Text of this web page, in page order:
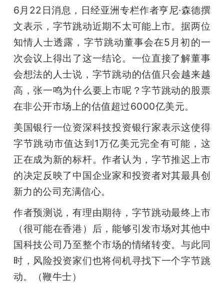
6月22日消息，日经亚洲专栏作者亨尼·森德撰
文表示，字节跳动近期不太可能上市。据两位
知情人士透露，字节跳动董事会在5月初的一
次会议上得出了这一结论。一位直接了解董事
会想法的人士说，字节跳动的估值只会越来越
高，张一鸣为什么要上市呢？字节跳动的股票
在非公开市场上的估值超过6000亿美元。
美国银行一位资深科技投资银行家表示这使得
字节跳动市值达到1万亿美元完全有可能，这
正在成为新的标杆。作者认为，字节推迟上市
的决定反映了中国企业家和投资者对其最具创
新力的公司充满信心。
作者预测说，有理由期待，字节跳动最终上市
（很可能在香港）后，能够引发市场对其他中
国科技公司乃至整个市场的情绪转变。与此同
时，风险投资家们也将伺机寻找下一个字节跳
动。（鞭牛士）